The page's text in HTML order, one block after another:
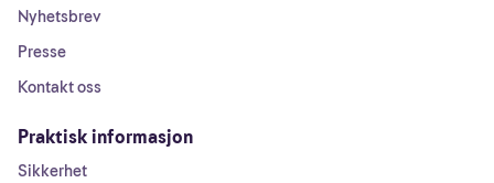
Nyhetsbrev
Presse
Kontakt oss
Praktisk informasjon
Sikkerhet